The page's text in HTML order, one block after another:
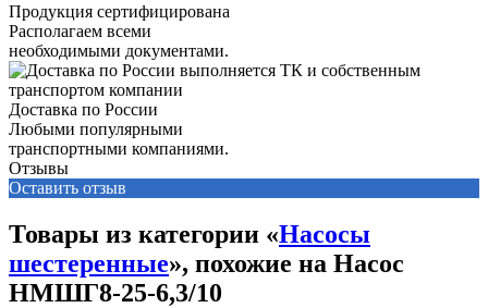
Продукция сертифицирована
Располагаем всеми
необходимыми документами.
Доставка по России
Любыми популярными
транспортными компаниями.
Отзывы
Оставить отзыв
Товары из категории «Насосы
шестеренные», похожие на Насос
НМШГ8-25-6,3/10